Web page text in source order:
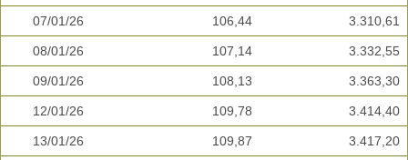
07/01/26 106,44 3.310,61
08/01/26 107,14 3.332,55
09/01/26 108,13 3.363,30
12/01/26 109,78 3.414,40
13/01/26 109,87 3.417,20